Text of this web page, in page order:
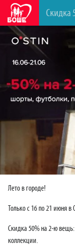
Лето в городе!
Только с 16 по 21 июня в
Скидка 50% на 2-ю
коллекции.